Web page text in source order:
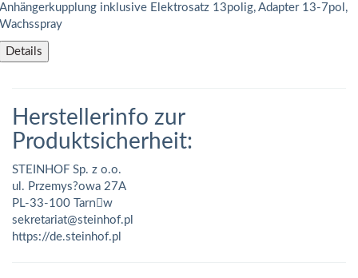
Anhängerkupplung inklusive Elektrosatz 13polig, Adapter 13-7pol,
Wachsspray
Details
Herstellerinfo zur
Produktsicherheit:
STEINHOF Sp. z o.o.
ul. Przemys?owa 27A
PL-33-100 Tarnَw
sekretariat@steinhof.pl
https://de.steinhof.pl